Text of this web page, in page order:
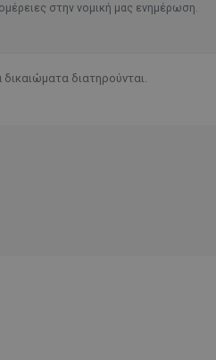
στην νομική μας ενημέρωση.
διατηρούνται.